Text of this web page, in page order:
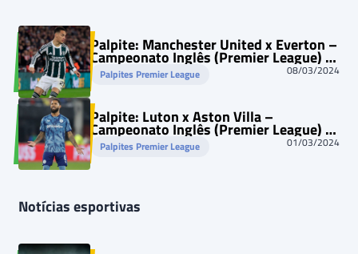
Palpite: Manchester United x Everton –
Campeonato Inglês (Premier League) –
09/03/2024
Palpites Premier League 08/03/2024
Palpite: Luton x Aston Villa –
Campeonato Inglês (Premier League) –
02/03/2024
Palpites Premier League 01/03/2024
Notícias esportivas